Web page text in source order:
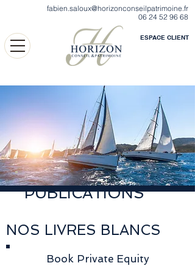
ESPACE CLIENT
fabien.saloux@horizonconseilpatrimoine.fr
06 24 52 96 68
PUBLICATIONS
NOS LIVRES BLANCS
Book Private Equity